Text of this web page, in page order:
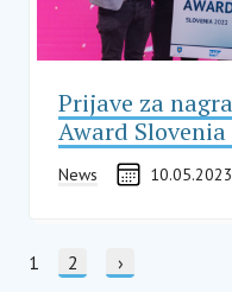
Prijave za
Award
News 10.05.2023
ŠTEVILČENJE STRANI
Current page
1 Stran
2 Naslednja stran
›